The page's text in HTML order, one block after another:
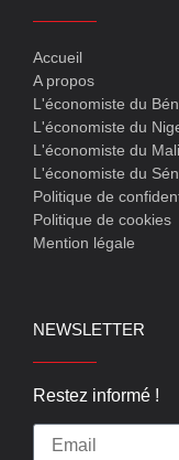
Accueil
A propos
L'économiste du
L'économiste du
L'économiste du Mali
L'économiste du
Politique de
Politique de cookies
Mention légale
NEWSLETTER
Restez informé !